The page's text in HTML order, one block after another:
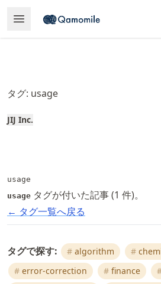
to
article
to
article
content
Open MenuMade with MyST
タグ: usage
JIJ Inc.
usage
usage タグが付いた記事 (1 件)。
← タグ一覧へ戻る
タグで探す: algorithm
error-correction
finance